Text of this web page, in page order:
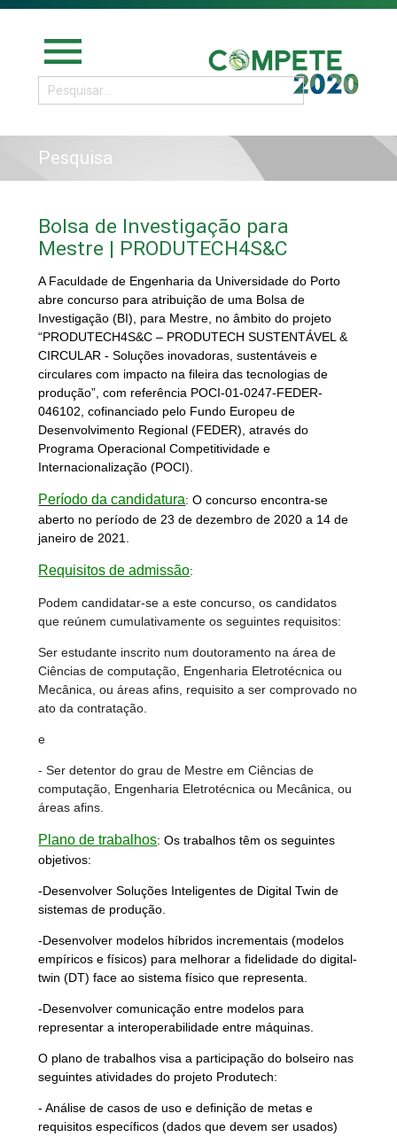
menu
Pesquisa
Bolsa de Investigação para
Mestre | PRODUTECH4S&C
A Faculdade de Engenharia da Universidade do Porto
abre concurso para atribuição de uma Bolsa de
Investigação (BI), para Mestre, no âmbito do projeto
“PRODUTECH4S&C – PRODUTECH SUSTENTÁVEL &
CIRCULAR - Soluções inovadoras, sustentáveis e
circulares com impacto na fileira das tecnologias de
produção”, com referência POCI-01-0247-FEDER-
046102, cofinanciado pelo Fundo Europeu de
Desenvolvimento Regional (FEDER), através do
Programa Operacional Competitividade e
Internacionalização (POCI).
Período da candidatura:O concurso encontra-se
aberto no período de 23 de dezembro de 2020 a 14 de
janeiro de 2021.
Requisitos de admissão:
Podem candidatar-se a este concurso, os candidatos
que reúnem cumulativamente os seguintes requisitos:
Ser estudante inscrito num doutoramento na área de
Ciências de computação, Engenharia Eletrotécnica ou
Mecânica, ou áreas afins, requisito a ser comprovado no
ato da contratação.
e
- Ser detentor do grau de Mestre em Ciências de
computação, Engenharia Eletrotécnica ou Mecânica, ou
áreas afins.
Plano de trabalhos:Os trabalhos têm os seguintes
objetivos:
-Desenvolver Soluções Inteligentes de Digital Twin de
sistemas de produção.
-Desenvolver modelos híbridos incrementais (modelos
empíricos e físicos) para melhorar a fidelidade do digital-
twin (DT) face ao sistema físico que representa.
-Desenvolver comunicação entre modelos para
representar a interoperabilidade entre máquinas.
O plano de trabalhos visa a participação do bolseiro nas
seguintes atividades do projeto Produtech:
- Análise de casos de uso e definição de metas e
requisitos específicos (dados que devem ser usados)